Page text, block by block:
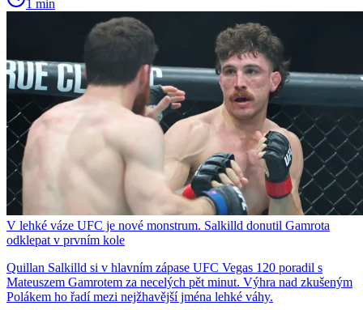
1 min
V lehké váze UFC je nové monstrum. Salkilld donutil Gamrota
odklepat v prvním kole
Quillan Salkilld si v hlavním zápase UFC Vegas 120 poradil s
Mateuszem Gamrotem za necelých pět minut. Výhra nad zkušeným
Polákem ho řadí mezi nejžhavější jména lehké váhy.